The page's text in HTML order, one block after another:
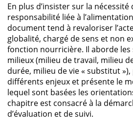
En plus d’insister sur la nécessité
responsabilité liée à
document tend à revaloriser
globalité, chargé de sens et non
fonction nourricière. Il aborde les
milieux (milieu de travail, milieu
durée, milieu de vie « substitut
différents enjeux et présente le
lequel sont basées les
chapitre est consacré à la
d’évaluation et de suivi.